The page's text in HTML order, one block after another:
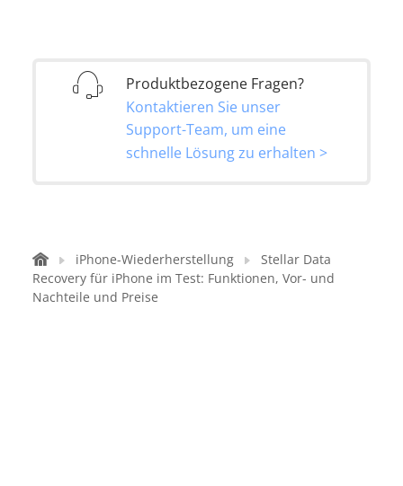
Produktbezogene Fragen?
Kontaktieren Sie unser
Support-Team, um eine
schnelle Lösung zu erhalten >
iPhone-Wiederherstellung
Stellar Data
Recovery für iPhone im Test: Funktionen, Vor- und
Nachteile und Preise